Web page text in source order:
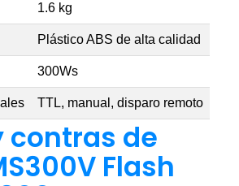
1.6 kg
Plástico ABS de alta calidad
300Ws
TTL, manual, disparo remoto
contras de
Flash